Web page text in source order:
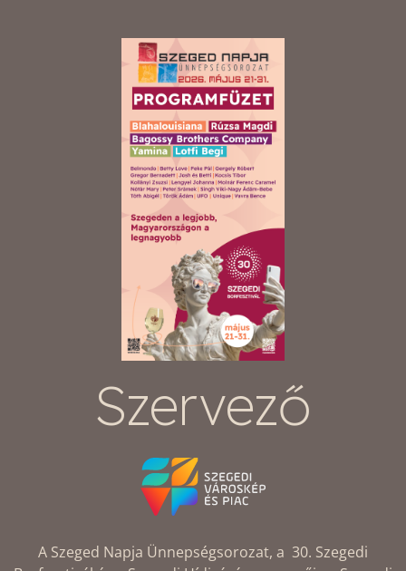
Szervező
A Szeged Napja Ünnepségsorozat, a 30. Szegedi